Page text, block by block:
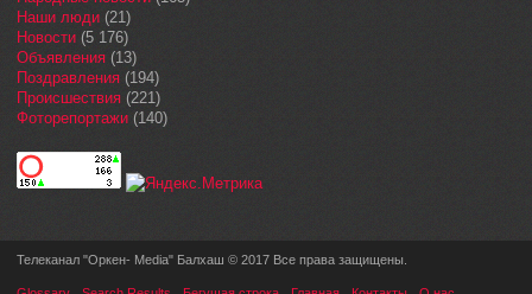
Наши люди (21)
Новости (5 176)
Объявления (13)
Поздравления (194)
Происшествия (221)
Фоторепортажи (140)
Телеканал "Оркен- Media" Балхаш © 2017 Все права защищены.